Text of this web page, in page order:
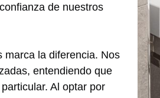
de nuestros
marca la diferencia. Nos
entendiendo que
Al optar por